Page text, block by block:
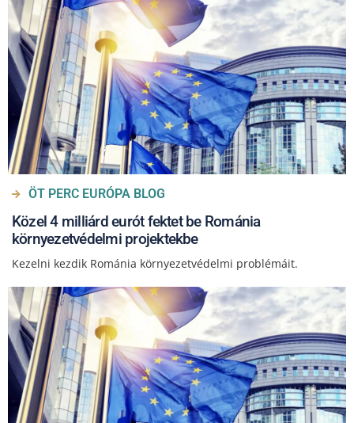
ÖT PERC EURÓPA BLOG
Közel 4 milliárd eurót fektet be Románia
környezetvédelmi projektekbe
Kezelni kezdik Románia környezetvédelmi problémáit.